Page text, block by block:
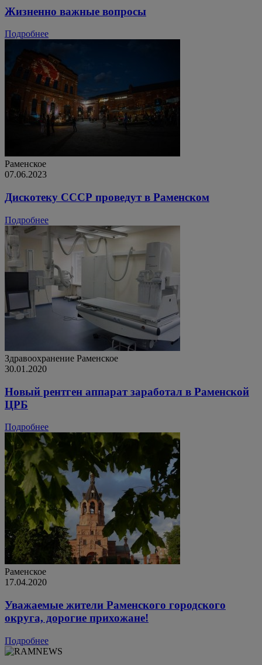
Жизненно важные вопросы
Подробнее
Раменское
07.06.2023
Дискотеку СССР проведут в Раменском
Подробнее
Здравоохранение Раменское
30.01.2020
Новый рентген аппарат заработал в Раменской
ЦРБ
Подробнее
Раменское
17.04.2020
Уважаемые жители Раменского городского
округа, дорогие прихожане!
Подробнее